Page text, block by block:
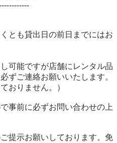
とも貸出日の前日までにはお
可能ですが店舗にレンタル品
ずご連絡お願いいたします。
おりません。）
事前に必ずお問い合わせの上
提示お願いしております。免